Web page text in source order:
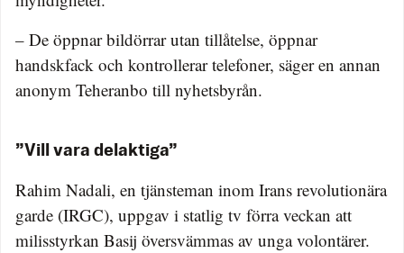
– De öppnar bildörrar utan tillåtelse, öppnar
handskfack och kontrollerar telefoner, säger en annan
anonym Teheranbo till nyhetsbyrån.
”Vill vara delaktiga”
Rahim Nadali, en tjänsteman inom Irans revolutionära
garde (IRGC), uppgav i statlig tv förra veckan att
milisstyrkan Basij översvämmas av unga volontärer.